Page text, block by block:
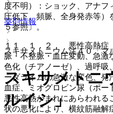
度不明）：ショック、アナフ
圧低下、頻脈、全身発赤等）
５参照〕。
１１．１．２． 悪性高熱症
脈・不整脈・血圧変動、急
色化（チアノーゼ）、過呼吸
ーダライムの急激な変色、発
血症、ミオグロビン尿（ポ
悪性高熱がまれにあらわれる
状の悪化により、横紋筋融解
薬剤情報
スキサメトニウム注４０「マ
スキサメトニ
ルイシ」